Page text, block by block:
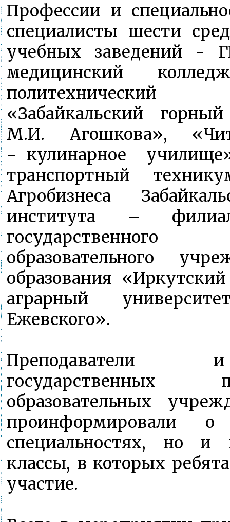
Профессии и
специалисты шести
учебных заведений -
медицинский
«Забайкальский
М.И. Агошкова»,
- кулинарное
транспортный
Агробизнеса
института –
образовательного
образования
аграрный
Ежевского».
Преподаватели
государственных
образовательных
проинформировали
специальностях, но и
классы, в которых
участие.